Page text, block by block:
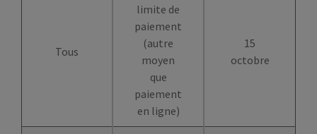
Tous
limite de
paiement
(autre
moyen
que
paiement
en ligne)
15
octobre